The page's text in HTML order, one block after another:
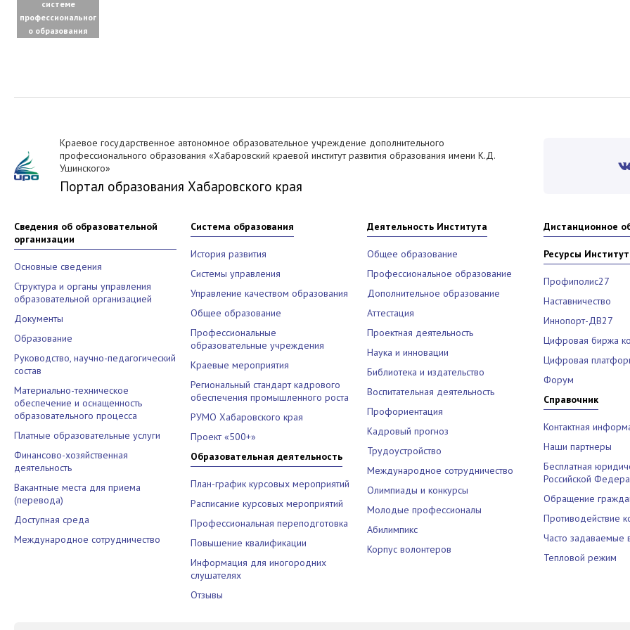
системе
профессиональног
о образования
Краевое государственное автономное образовательное учреждение дополнительного
профессионального образования «Хабаровский краевой институт развития образования имени К.Д.
Ушинского»
Портал образования Хабаровского края
Сведения об образовательной
организации
Основные сведения
Структура и органы управления
образовательной организацией
Документы
Образование
Руководство, научно-педагогический
состав
Материально-техническое
обеспечение и оснащенность
образовательного процесса
Платные образовательные услуги
Финансово-хозяйственная
деятельность
Вакантные места для приема
(перевода)
Доступная среда
Международное сотрудничество
Система образования
История развития
Системы управления
Управление качеством образования
Общее образование
Профессиональные
образовательные учреждения
Краевые мероприятия
Региональный стандарт кадрового
обеспечения промышленного роста
РУМО Хабаровского края
Проект «500+»
Образовательная деятельность
План-график курсовых мероприятий
Расписание курсовых мероприятий
Профессиональная переподготовка
Повышение квалификации
Информация для иногородних
слушателях
Отзывы
Деятельность Института
Общее образование
Профессиональное образование
Дополнительное образование
Аттестация
Проектная деятельность
Наука и инновации
Библиотека и издательство
Воспитательная деятельность
Профориентация
Кадровый прогноз
Трудоустройство
Международное сотрудничество
Олимпиады и конкурсы
Молодые профессионалы
Абилимпикс
Корпус волонтеров
Дистанционное
Ресурсы
Профиполис27
Наставничество
Иннопорт-ДВ27
Цифровая биржа
Цифровая
Форум
Справочник
Контактная
Наши партнеры
Бесплатная
Российской
Обращение
Противодействие
Часто задаваемые
Тепловой режим